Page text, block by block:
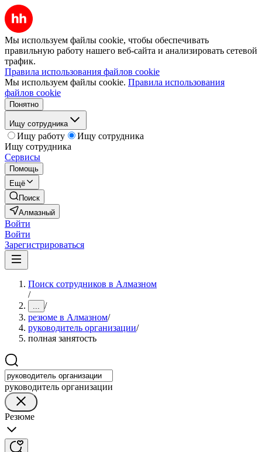
Мы используем файлы cookie, чтобы обеспечивать
правильную работу нашего веб-сайта и анализировать сетевой
трафик.
Правила использования файлов cookie
Мы используем файлы cookie. Правила использования
файлов cookie
Понятно
Ищу сотрудника
Ищу работу
Ищу сотрудника
Ищу сотрудника
Сервисы
Помощь
Ещё
Поиск
Алмазный
Войти
Войти
Зарегистрироваться
Поиск сотрудников в Алмазном
/
... /
резюме в Алмазном/
руководитель организации/
полная занятость
руководитель организации
Резюме